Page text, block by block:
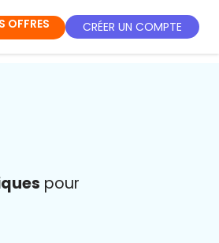
OFFRES CRÉER UN COMPTE
pour